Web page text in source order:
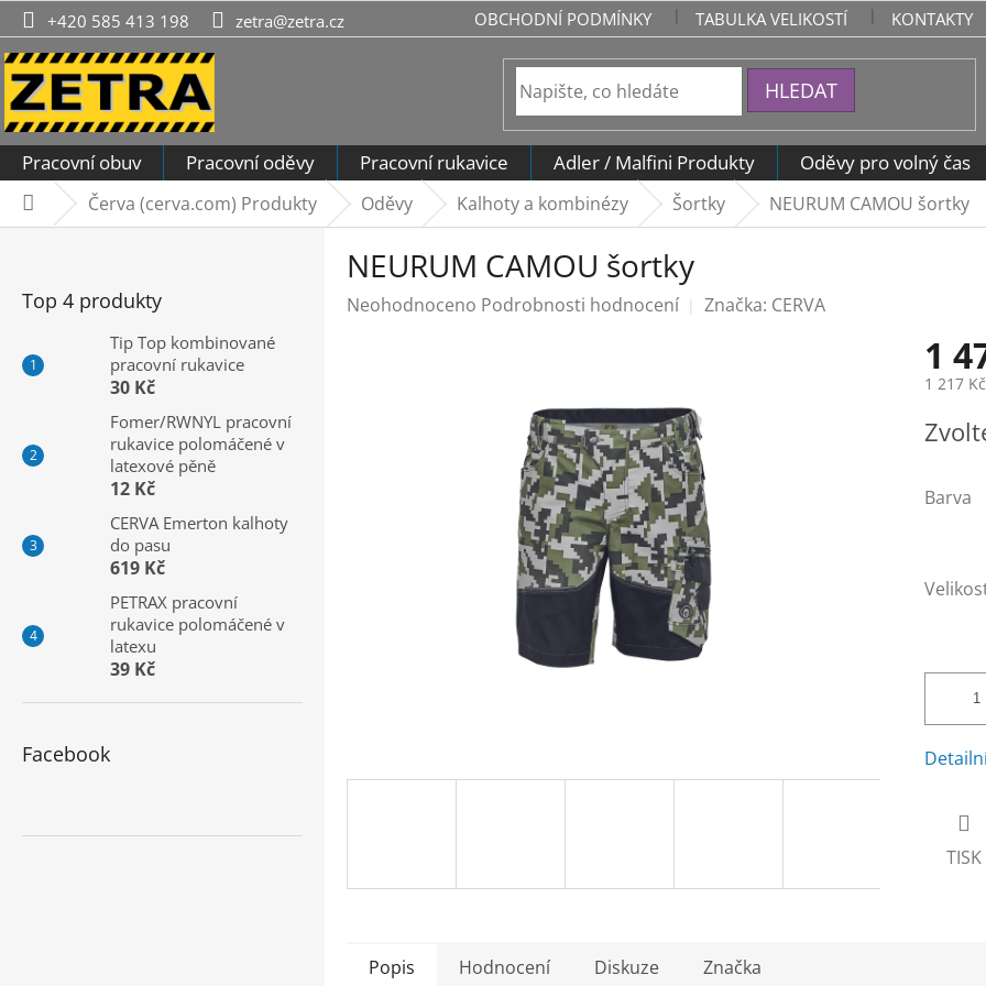
Přejít
na
obsah
+420 585 413 198 zetra@zetra.cz OBCHODNÍ PODMÍNKY TABULKA VELIKOSTÍ KONTAKTY
HLEDAT
Pracovní obuv Pracovní oděvy Pracovní rukavice Adler / Malfini Produkty Oděvy pro volný čas
DomůČerva (cerva.com) Produkty Oděvy Kalhoty a kombinézy Šortky NEURUM CAMOU šortky
Top 4 produkty
Tip Top kombinované
pracovní rukavice
30 Kč
Fomer/RWNYL pracovní
rukavice polomáčené v
latexové pěně
12 Kč
CERVA Emerton kalhoty
do pasu
619 Kč
PETRAX pracovní
rukavice polomáčené v
latexu
39 Kč
Facebook
NEURUM CAMOU šortky
Průměrné
Neohodnoceno Podrobnosti hodnocení Značka: CERVA
1
1 217
cena:
Barva
TISK
Popis Hodnocení Diskuze Značka